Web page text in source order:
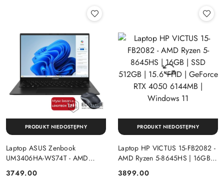
Laptop ASUS Zenbook
UM3406HA-WS74T - AMD
512GB | 14" OLED (1920x1200)
Cena:
3749.00
PRODUKT NIEDOSTĘPNY
Laptop HP VICTUS 15-FB2082 -
AMD Ryzen 5-8645HS | 16GB |
GeForce RTX 4050 6144MB |
Cena:
3899.00
PRODUKT NIEDOSTĘPNY